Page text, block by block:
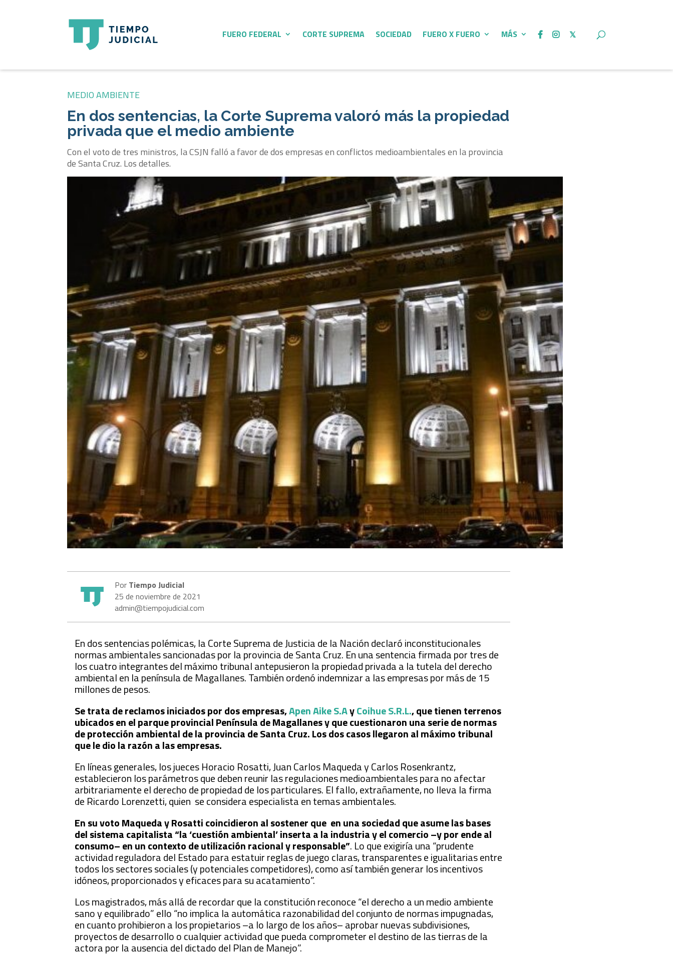
FUERO FEDERAL CORTE SUPREMA SOCIEDAD FUERO X FUERO MÁS
MEDIO AMBIENTE
En dos sentencias, la Corte Suprema valoró más la propiedad
privada que el medio ambiente
Con el voto de tres ministros, la CSJN falló a favor de dos empresas en conflictos medioambientales en la provincia
de Santa Cruz. Los detalles.
Por Tiempo Judicial
25 de noviembre de 2021
admin@tiempojudicial.com
En dos sentencias polémicas, la Corte Suprema de Justicia de la Nación declaró inconstitucionales
normas ambientales sancionadas por la provincia de Santa Cruz. En una sentencia firmada por tres de
los cuatro integrantes del máximo tribunal antepusieron la propiedad privada a la tutela del derecho
ambiental en la península de Magallanes. También ordenó indemnizar a las empresas por más de 15
millones de pesos.
Se trata de reclamos iniciados por dos empresas,Apen Aike S.AyCoihue S.R.L., que tienen terrenos
ubicados en el parque provincial Península de Magallanes y que cuestionaron una serie de normas
de protección ambiental de la provincia de Santa Cruz. Los dos casos llegaron al máximo tribunal
que le dio la razón a las empresas.
En líneas generales, los jueces Horacio Rosatti, Juan Carlos Maqueda y Carlos Rosenkrantz,
establecieron los parámetros que deben reunir las regulaciones medioambientales para no afectar
arbitrariamente el derecho de propiedad de los particulares. El fallo, extrañamente, no lleva la firma
de Ricardo Lorenzetti, quien se considera especialista en temas ambientales.
En su voto Maqueda y Rosatti coincidieron al sostener que en una sociedad que asume las bases
del sistema capitalista “la ‘cuestión ambiental’ inserta a la industria y el comercio –y por ende al
consumo– en un contexto de utilización racional y responsable”. Lo que exigiría una “prudente
actividad reguladora del Estado para estatuir reglas de juego claras, transparentes e igualitarias entre
todos los sectores sociales (y potenciales competidores), como así también generar los incentivos
idóneos, proporcionados y eficaces para su acatamiento”.
Los magistrados, más allá de recordar que la constitución reconoce “el derecho a un medio ambiente
sano y equilibrado” ello “no implica la automática razonabilidad del conjunto de normas impugnadas,
en cuanto prohibieron a los propietarios –a lo largo de los años– aprobar nuevas subdivisiones,
proyectos de desarrollo o cualquier actividad que pueda comprometer el destino de las tierras de la
actora por la ausencia del dictado del Plan de Manejo”.